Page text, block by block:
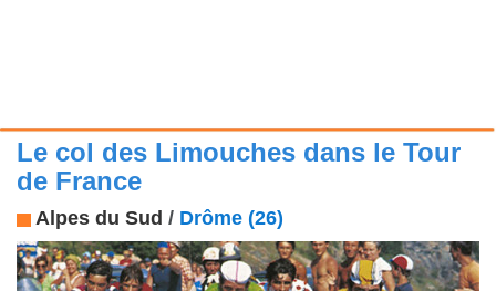
Le col des Limouches dans le Tour
de France
Alpes du Sud / Drôme (26)